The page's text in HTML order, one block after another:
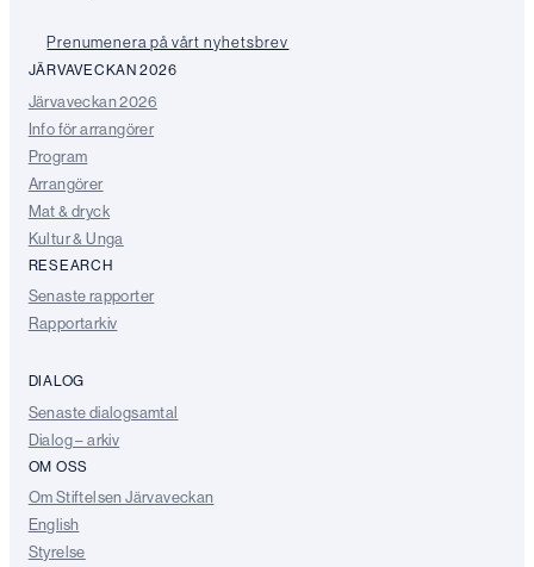
Prenumenera på vårt nyhetsbrev
JÄRVAVECKAN 2026
Järvaveckan 2026
Info för arrangörer
Program
Arrangörer
Mat & dryck
Kultur & Unga
RESEARCH
Senaste rapporter
Rapportarkiv
DIALOG
Senaste dialogsamtal
Dialog – arkiv
OM OSS
Om Stiftelsen Järvaveckan
English
Styrelse